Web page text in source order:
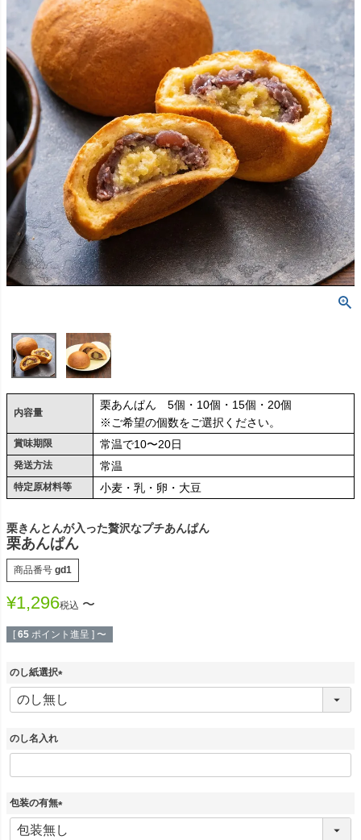
内容量
栗あんぱん 5個・10個・15個・20個
※ご希望の個数をご選択ください。
賞味期限 常温で10〜20日
発送方法 常温
特定原材料等 小麦・乳・卵・大豆
栗きんとんが入った贅沢なプチあんぱん
栗あんぱん
商品番号 gd1
¥1,296税込 〜
[ 65 ポイント進呈 ] 〜
のし紙選択
(
必
のし名入れ
包装の有無
(
必